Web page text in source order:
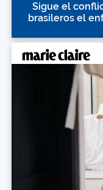
Sigue el
brasileros el